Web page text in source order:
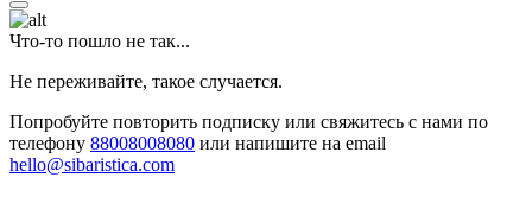
Что-то пошло не так...
Не переживайте, такое случается.
Попробуйте повторить подписку или свяжитесь с нами по
телефону 88008008080 или напишите на email
hello@sibaristica.com